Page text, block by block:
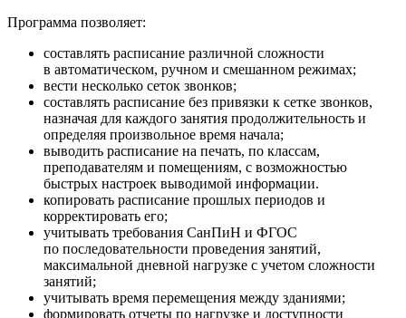
Программа позволяет:
составлять расписание различной сложности
в автоматическом, ручном и смешанном режимах;
вести несколько сеток звонков;
составлять расписание без привязки к сетке звонков,
назначая для каждого занятия продолжительность и
определяя произвольное время начала;
выводить расписание на печать, по классам,
преподавателям и помещениям, с возможностью
быстрых настроек выводимой информации.
копировать расписание прошлых периодов и
корректировать его;
учитывать требования СанПиН и ФГОС
по последовательности проведения занятий,
максимальной дневной нагрузке с учетом сложности
занятий;
учитывать время перемещения между зданиями;
формировать отчеты по нагрузке и доступности